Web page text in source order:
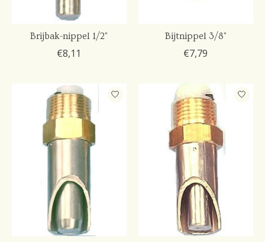
Brijbak-nippel 1/2"
€8,11
Bijtnippel 3/8"
€7,79